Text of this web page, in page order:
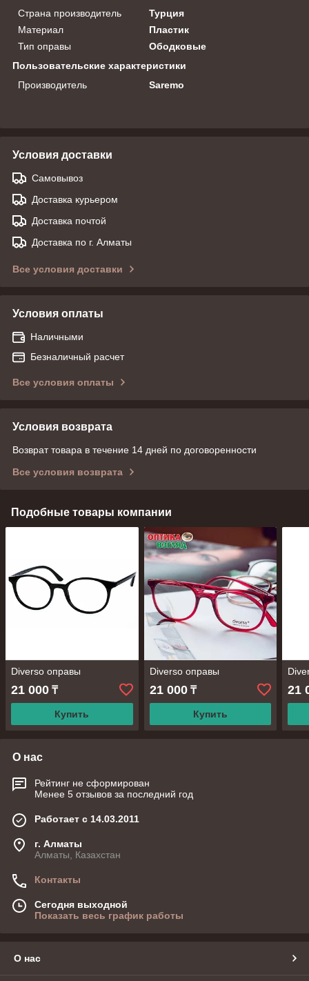
Страна производитель
Турция
Материал
Пластик
Тип оправы
Ободковые
Пользовательские характеристики
Производитель
Saremo
Условия доставки
Самовывоз
Доставка курьером
Доставка почтой
Доставка по г. Алматы
Все условия доставки
Условия оплаты
Наличными
Безналичный расчет
Все условия оплаты
Условия возврата
Возврат товара в течение 14 дней по договоренности
Все условия возврата
Подобные товары компании
Diverso оправы
21 000 ₸
Купить
Diverso оправы
21 000₸
Купить
21
О нас
Рейтинг не сформирован
Менее 5 отзывов за последний год
Работает с 14.03.2011
г. Алматы
Алматы, Казахстан
Контакты
Сегодня выходной
Показать весь график работы
О нас